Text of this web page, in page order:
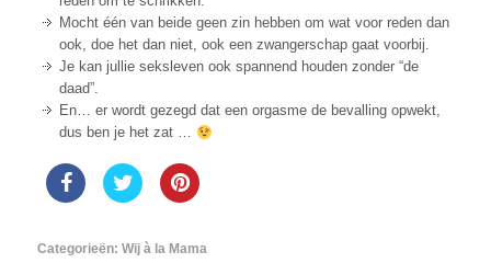
Mocht één van beide geen zin hebben om wat voor reden dan
ook, doe het dan niet, ook een zwangerschap gaat voorbij.
Je kan jullie seksleven ook spannend houden zonder “de
daad”.
En… er wordt gezegd dat een orgasme de bevalling opwekt,
dus ben je het zat …
Categorieën: Wij à la Mama